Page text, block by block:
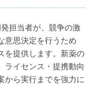
担当者が、競争の激
意思決定を行うため
を提供します。新薬の
ライセンス・提携動向
から実行までを強力に